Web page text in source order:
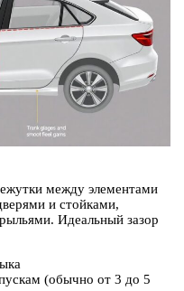
между элементами
и стойками,
Идеальный зазор
(обычно от 3 до 5